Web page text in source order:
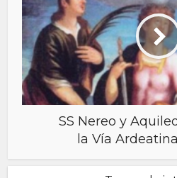
SS Nereo y
la Vía